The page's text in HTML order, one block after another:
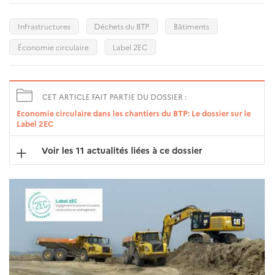
Infrastructures Déchets du BTP
Bâtiments
Économie circulaire
Label 2EC
CET ARTICLE FAIT PARTIE DU DOSSIER :
Economie circulaire dans les chantiers du BTP: Le dossier sur le
Label 2EC
Voir les 11 actualités liées à ce dossier